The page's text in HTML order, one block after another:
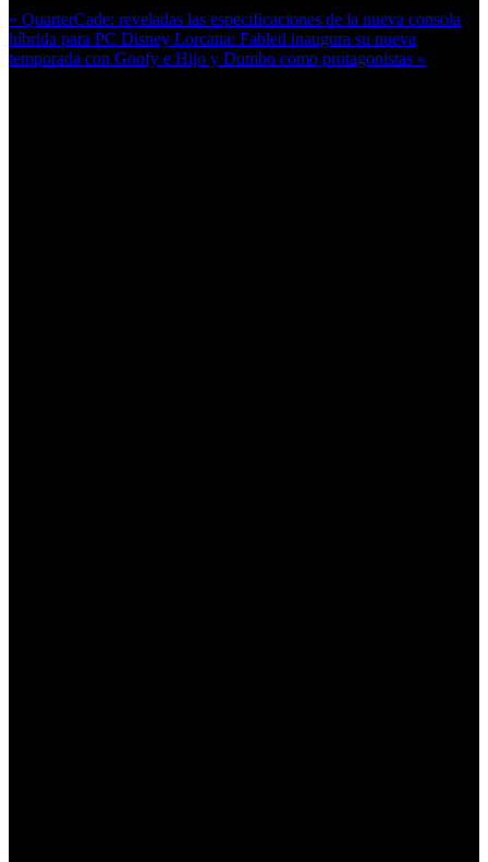
« QuarterCade: reveladas las especificaciones de la nueva consola
híbrida para PC Disney Lorcana: Fabled inaugura su nueva
temporada con Goofy e Hijo y Dumbo como protagonistas »